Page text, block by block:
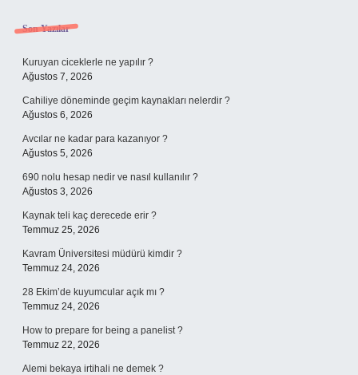
Sidebar
Son Yazılar
Kuruyan ciceklerle ne yapılır ?
Ağustos 7, 2026
Cahiliye döneminde geçim kaynakları nelerdir ?
Ağustos 6, 2026
Avcılar ne kadar para kazanıyor ?
Ağustos 5, 2026
690 nolu hesap nedir ve nasıl kullanılır ?
Ağustos 3, 2026
Kaynak teli kaç derecede erir ?
Temmuz 25, 2026
Kavram Üniversitesi müdürü kimdir ?
Temmuz 24, 2026
28 Ekim’de kuyumcular açık mı ?
Temmuz 24, 2026
How to prepare for being a panelist ?
Temmuz 22, 2026
Alemi bekaya irtihali ne demek ?